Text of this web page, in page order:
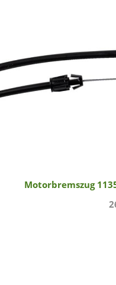
Motorbremszug